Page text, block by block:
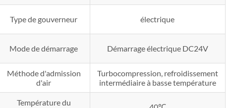
Type de gouverneur électrique
Mode de démarrage Démarrage électrique DC24V
Méthode d'admission
d'air
Turbocompression, refroidissement
intermédiaire à basse température
Température du